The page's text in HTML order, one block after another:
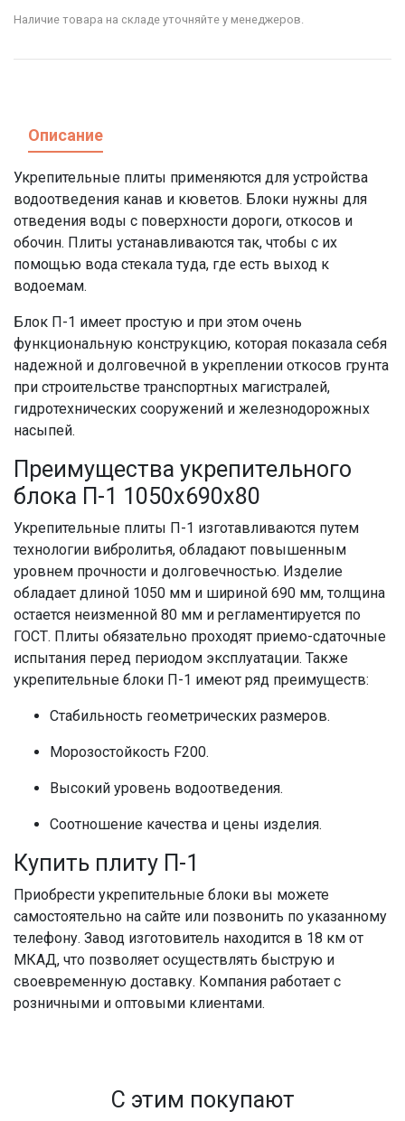
Наличие товара на складе уточняйте у менеджеров.
Описание
Укрепительные плиты применяются для устройства
водоотведения канав и кюветов. Блоки нужны для
отведения воды с поверхности дороги, откосов и
обочин. Плиты устанавливаются так, чтобы с их
помощью вода стекала туда, где есть выход к
водоемам.
Блок П-1 имеет простую и при этом очень
функциональную конструкцию, которая показала себя
надежной и долговечной в укреплении откосов грунта
при строительстве транспортных магистралей,
гидротехнических сооружений и железнодорожных
насыпей.
Преимущества укрепительного
блока П-1 1050х690х80
Укрепительные плиты П-1 изготавливаются путем
технологии вибролитья, обладают повышенным
уровнем прочности и долговечностью. Изделие
обладает длиной 1050 мм и шириной 690 мм, толщина
остается неизменной 80 мм и регламентируется по
ГОСТ. Плиты обязательно проходят приемо-сдаточные
испытания перед периодом эксплуатации. Также
укрепительные блоки П-1 имеют ряд преимуществ:
Стабильность геометрических размеров.
Морозостойкость F200.
Высокий уровень водоотведения.
Соотношение качества и цены изделия.
Купить плиту П-1
Приобрести укрепительные блоки вы можете
самостоятельно на сайте или позвонить по указанному
телефону. Завод изготовитель находится в 18 км от
МКАД, что позволяет осуществлять быструю и
своевременную доставку. Компания работает с
розничными и оптовыми клиентами.
С этим покупают